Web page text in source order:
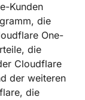
Kunden
die
One-
die
Cloudflare
der weiteren
die